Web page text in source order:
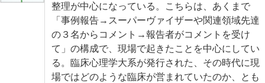
整理が中心になっている。こちらは、あくまで
「事例報告→スーパーヴァイザーや関連領域先達
の３名からコメント→報告者がコメントを受け
て」の構成で、現場で起きたことを中心にしてい
る。臨床心理学大系が発行された、その時代に現
場ではどのような臨床が営まれていたのか、とも